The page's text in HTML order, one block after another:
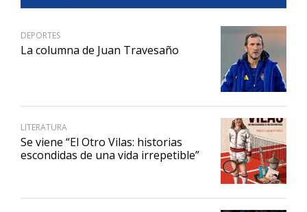
DEPORTES
La columna de Juan Travesaño
LITERATURA
Se viene “El Otro Vilas: historias
escondidas de una vida irrepetible”